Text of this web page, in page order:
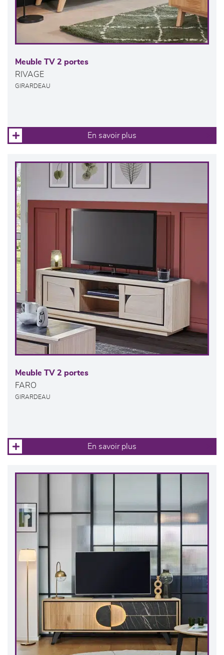
Meuble TV 2 portes
RIVAGE
GIRARDEAU
En savoir plus
Meuble TV 2 portes
FARO
GIRARDEAU
En savoir plus